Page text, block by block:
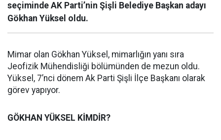
seçiminde AK Parti’nin Şişli Belediye Başkan adayı
Gökhan Yüksel oldu.
Mimar olan Gökhan Yüksel, mimarlığın yanı sıra
Jeofizik Mühendisliği bölümünden de mezun oldu.
Yüksel, 7’nci dönem Ak Parti Şişli İlçe Başkanı olarak
görev yapıyor.
GÖKHAN YÜKSEL KİMDİR?